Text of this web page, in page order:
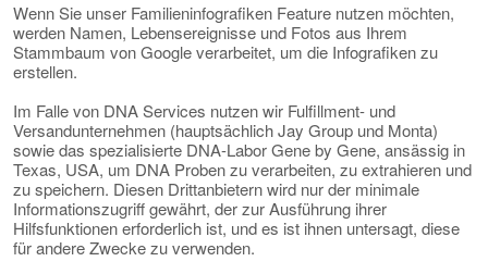
Wenn Sie unser Familieninfografiken Feature nutzen möchten,
werden Namen, Lebensereignisse und Fotos aus Ihrem
Stammbaum von Google verarbeitet, um die Infografiken zu
erstellen.
Im Falle von DNA Services nutzen wir Fulfillment- und
Versandunternehmen (hauptsächlich Jay Group und Monta)
sowie das spezialisierte DNA-Labor Gene by Gene, ansässig in
Texas, USA, um DNA Proben zu verarbeiten, zu extrahieren und
zu speichern. Diesen Drittanbietern wird nur der minimale
Informationszugriff gewährt, der zur Ausführung ihrer
Hilfsfunktionen erforderlich ist, und es ist ihnen untersagt, diese
für andere Zwecke zu verwenden.